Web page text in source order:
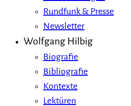
Rundfunk & Presse
Newsletter
Wolfgang Hilbig
Biografie
Bibliografie
Kontexte
Lektüren